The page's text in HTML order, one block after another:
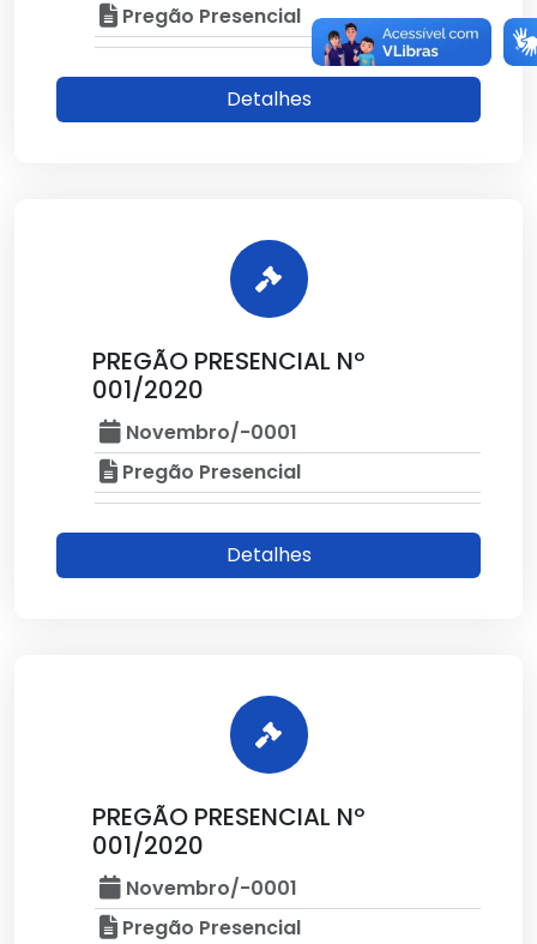
Pregão Presencial
Detalhes
PREGÃO PRESENCIAL Nº
001/2020
Novembro/-0001
Pregão Presencial
Detalhes
PREGÃO PRESENCIAL Nº
001/2020
Novembro/-0001
Pregão Presencial